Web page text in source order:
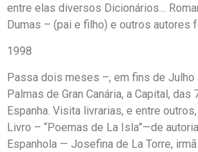
entre elas diversos Dicionários…
Dumas – (pai e filho) e outros autores
1998
Passa dois meses –, em fins de Julho
Palmas de Gran Canária, a Capital,
Espanha. Visita livrarias, e entre
Livro – “Poemas de La Isla”—de
Espanhola — Josefina de La Torre,